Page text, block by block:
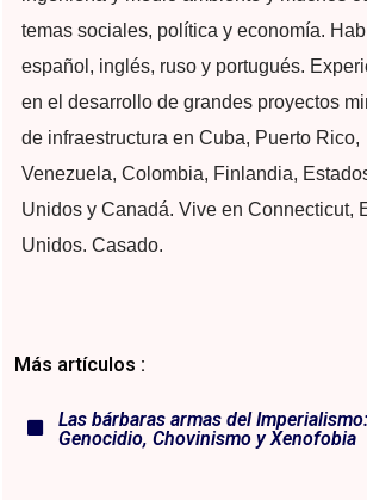
temas sociales, política y economía.
español, inglés, ruso y portugués.
en el desarrollo de grandes proyectos
de infraestructura en Cuba, Puerto Rico,
Venezuela, Colombia, Finlandia,
Unidos y Canadá. Vive en Connecticut,
Unidos. Casado.
Más artículos :
Las bárbaras armas del Imperialismo:
Genocidio, Chovinismo y Xenofobia